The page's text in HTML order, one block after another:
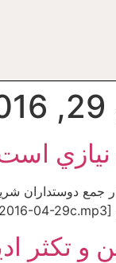
است به
تكثر